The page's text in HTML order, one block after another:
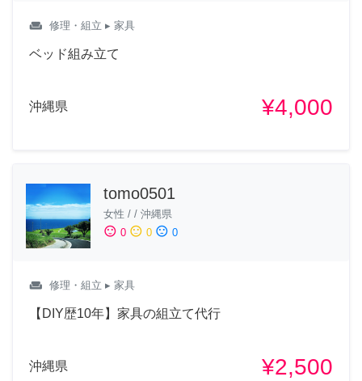
weekend 修理・組立 ▸ 家具
ベッド組み立て
沖縄県 ¥4,000
tomo0501
女性 / / 沖縄県
sentiment_satisfied 0 sentiment_neutral 0 sentiment_dissatisfied 0
weekend 修理・組立 ▸ 家具
【DIY歴10年】家具の組立て代行
沖縄県 ¥2,500